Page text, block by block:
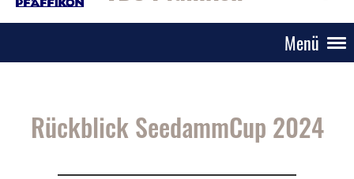
Menü
Rückblick SeedammCup 2024